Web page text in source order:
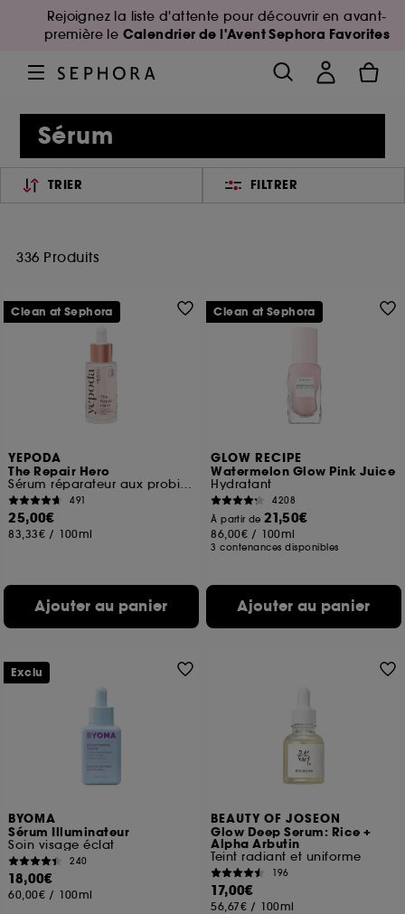
Rejoignez la liste d'attente pour découvrir en avant-
première le Calendrier de l'Avent Sephora Favorites
Sérum
TRIER FILTRER
336 Produits
YEPODA
The Repair Hero
Sérum réparateur aux probiotiques et à la niacinamide
491
25,00€
83,33€ / 100ml
Ajouter au panier
Clean at Sephora
GLOW RECIPE
Watermelon Glow Pink Juice
Hydratant
4208
À partir de21,50€
86,00€ / 100ml
3 contenances disponibles
Ajouter au panier
Clean at Sephora
BYOMA
Sérum Illuminateur
Soin visage éclat
240
18,00€
60,00€ / 100ml
Exclu
BEAUTY OF JOSEON
Glow Deep Serum: Rice +
Alpha Arbutin
Teint radiant et uniforme
196
17,00€
56,67€ / 100ml